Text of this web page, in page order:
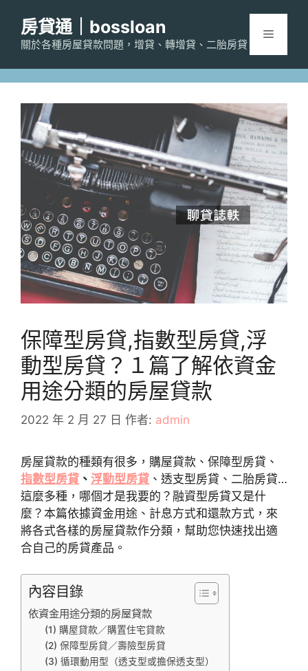
房貸通｜bossloan
關於各種房屋貸款問題，增貸、轉增貸、二胎房貸
選
保障型房貸,指數型房貸,浮
動型房貸？１篇了解依資金
用途分類的房屋貸款
2022 年 2 月 27 日 作者: admin
房屋貸款的種類有很多，購屋貸款、保障型房貸、
指數型房貸 、 浮動型房貸 、透支型房貸、二胎房貸…
這麼多種，哪個才是我要的？融資型房貸又是什
麼？本篇依據資金用途、計息方式和還款方式，來
將各式各樣的房屋貸款作分類，幫助您快速找出適
合自己的房貸產品。
內容目錄
依資金用途分類的房屋貸款
(1) 購屋貸款／購置住宅貸款
(2) 保障型房貸／壽險型房貸
(3) 循環動用型（透支型或擔保透支型）